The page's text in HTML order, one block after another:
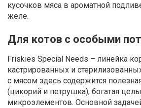
кусочков мяса в ароматной
желе.
Для котов с особыми
Friskies Special Needs – линейка
кастрированных и
с мясом здесь содержится
(цикорий и петрушка), богатая
микроэлементов. Основной